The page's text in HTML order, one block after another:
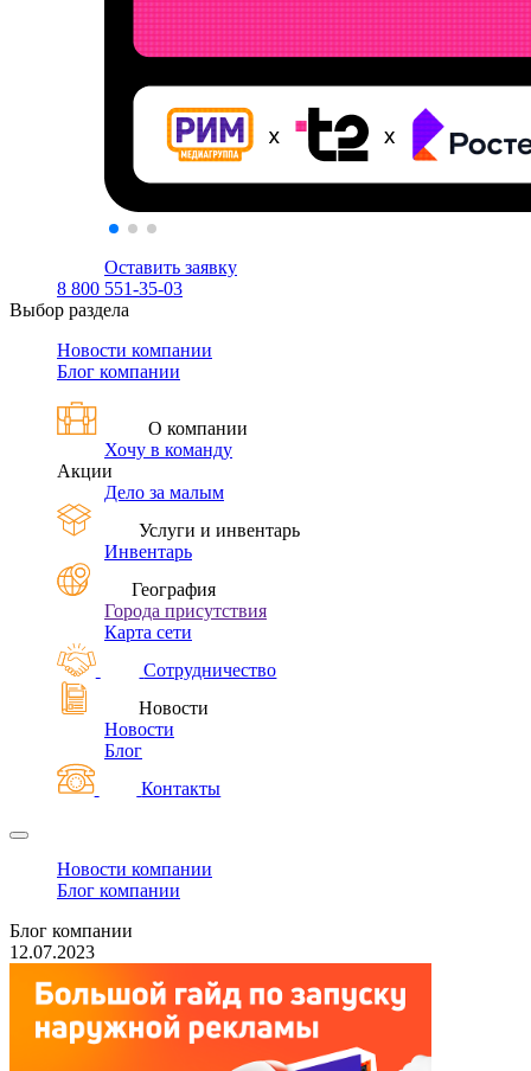
Оставить заявку
8 800 551-35-03
Выбор раздела
Новости компании
Блог компании
О компании
Хочу в команду
Акции
Дело за малым
Услуги и инвентарь
Инвентарь
География
Города присутствия
Карта сети
Сотрудничество
Новости
Новости
Блог
Контакты
Новости компании
Блог компании
Блог компании
12.07.2023